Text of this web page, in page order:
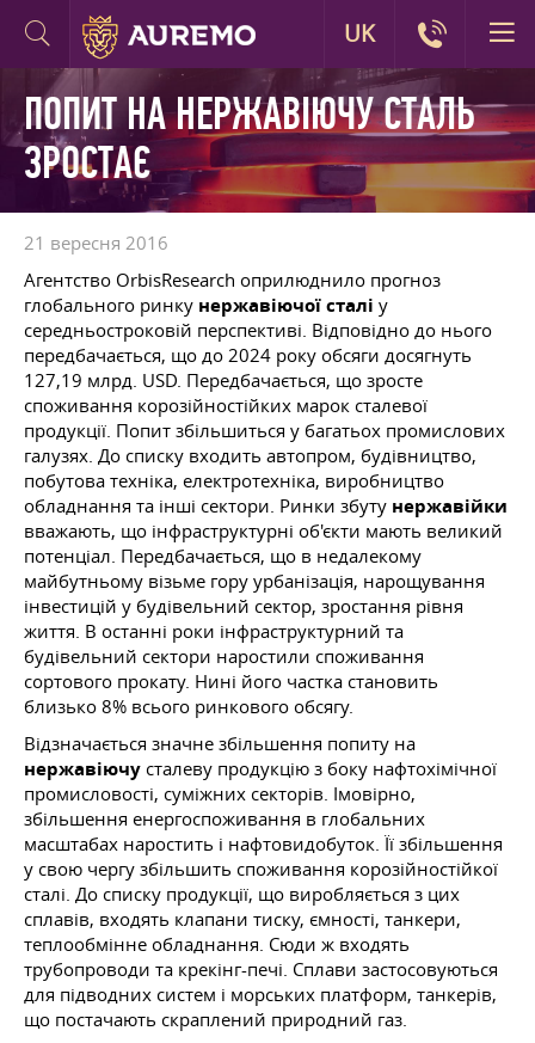
ПОПИТ НА НЕРЖАВІЮЧУ СТАЛЬ
ЗРОСТАЄ
21 вересня 2016
Агентство OrbisResearch оприлюднило прогноз
глобального ринку нержавіючої сталі у
середньостроковій перспективі. Відповідно до нього
передбачається, що до 2024 року обсяги досягнуть
127,19 млрд. USD. Передбачається, що зросте
споживання корозійностійких марок сталевої
продукції. Попит збільшиться у багатьох промислових
галузях. До списку входить автопром, будівництво,
побутова техніка, електротехніка, виробництво
обладнання та інші сектори. Ринки збуту нержавійки
вважають, що інфраструктурні об'єкти мають великий
потенціал. Передбачається, що в недалекому
майбутньому візьме гору урбанізація, нарощування
інвестицій у будівельний сектор, зростання рівня
життя. В останні роки інфраструктурний та
будівельний сектори наростили споживання
сортового прокату. Нині його частка становить
близько 8% всього ринкового обсягу.
Відзначається значне збільшення попиту на
нержавіючу сталеву продукцію з боку нафтохімічної
промисловості, суміжних секторів. Імовірно,
збільшення енергоспоживання в глобальних
масштабах наростить і нафтовидобуток. Її збільшення
у свою чергу збільшить споживання корозійностійкої
сталі. До списку продукції, що виробляється з цих
сплавів, входять клапани тиску, ємності, танкери,
теплообмінне обладнання. Сюди ж входять
трубопроводи та крекінг-печі. Сплави застосовуються
для підводних систем і морських платформ, танкерів,
що постачають скраплений природний газ.
UK